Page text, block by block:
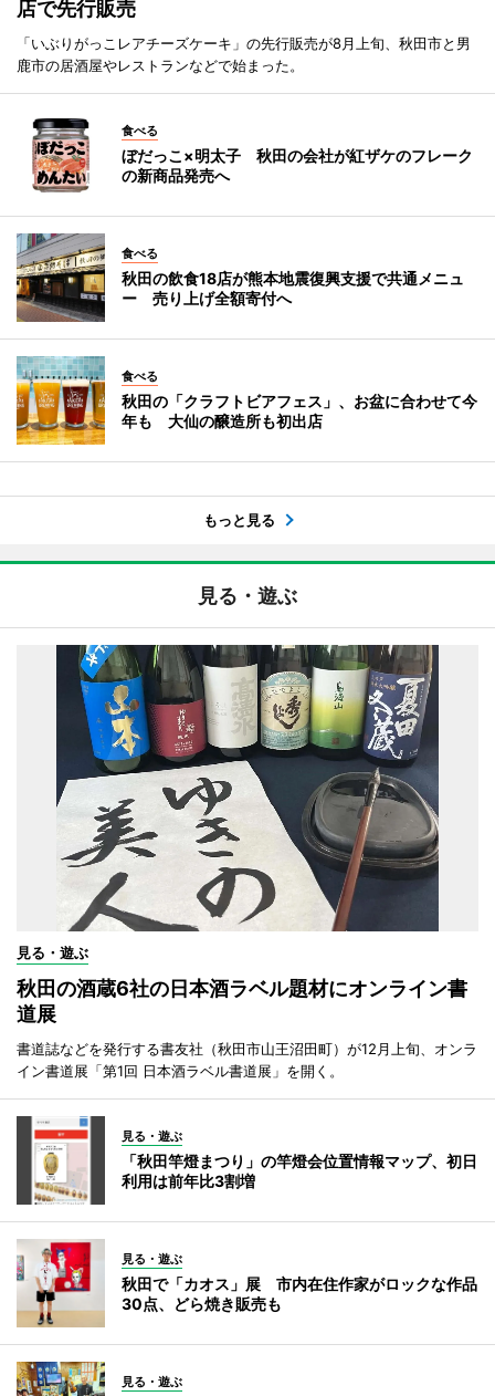
店で先行販売
「いぶりがっこレアチーズケーキ」の先行販売が8月上旬、秋田市と男
鹿市の居酒屋やレストランなどで始まった。
食べる
ぼだっこ×明太子 秋田の会社が紅ザケのフレーク
の新商品発売へ
食べる
秋田の飲食18店が熊本地震復興支援で共通メニュ
ー 売り上げ全額寄付へ
食べる
秋田の「クラフトビアフェス」、お盆に合わせて今
年も 大仙の醸造所も初出店
もっと見る
見る・遊ぶ
見る・遊ぶ
秋田の酒蔵6社の日本酒ラベル題材にオンライン書
道展
書道誌などを発行する書友社（秋田市山王沼田町）が12月上旬、オンラ
イン書道展「第1回 日本酒ラベル書道展」を開く。
見る・遊ぶ
「秋田竿燈まつり」の竿燈会位置情報マップ、初日
利用は前年比3割増
見る・遊ぶ
秋田で「カオス」展 市内在住作家がロックな作品
30点、どら焼き販売も
見る・遊ぶ